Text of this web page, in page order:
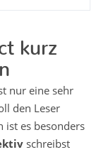
kurz
nur eine sehr
den Leser
ist es besonders
schreibst